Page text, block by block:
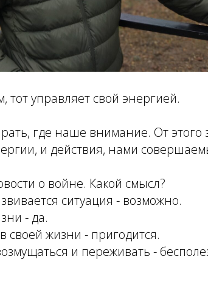
управляет свой энергией.
где наше внимание. От этого
и действия, нами
о войне. Какой смысл?
ситуация - возможно.
- да.
своей жизни - пригодится.
и переживать -